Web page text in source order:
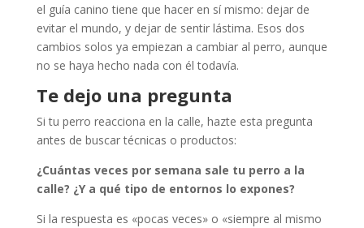
el guía canino tiene que hacer en sí mismo: dejar de
evitar el mundo, y dejar de sentir lástima. Esos dos
cambios solos ya empiezan a cambiar al perro, aunque
no se haya hecho nada con él todavía.
Te dejo una pregunta
Si tu perro reacciona en la calle, hazte esta pregunta
antes de buscar técnicas o productos:
¿Cuántas veces por semana sale tu perro a la
calle? ¿Y a qué tipo de entornos lo expones?
Si la respuesta es «pocas veces» o «siempre al mismo